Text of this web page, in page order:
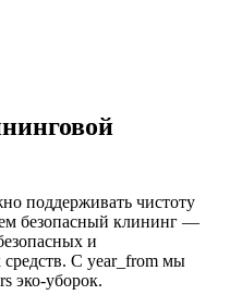
поддерживать чистоту
безопасный клининг —
и
С year_from мы
эко-уборок.